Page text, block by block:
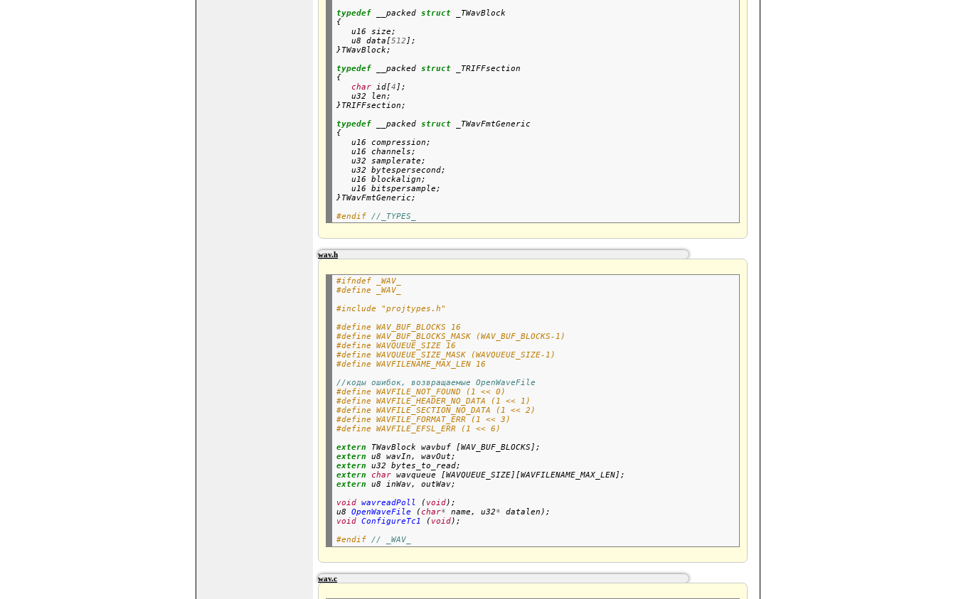
typedef __packed struct _TWavBlock
{
   u16 size;
   u8 data[
512 ];
}TWavBlock;
typedef __packed struct _TRIFFsection
{
char id[4 ];
   u32 len;
}TRIFFsection;
typedef __packed struct _TWavFmtGeneric
{
   u16 compression;
   u16 channels;
   u32 samplerate;
   u32 bytespersecond;
   u16 blockalign;
   u16 bitspersample;
}TWavFmtGeneric;
#endif //_TYPES_
wav.h
#ifndef _WAV_
#define _WAV_
#include "projtypes.h"
#define WAV_BUF_BLOCKS 16
#define WAV_BUF_BLOCKS_MASK (WAV_BUF_BLOCKS-1)
#define WAVQUEUE_SIZE 16
#define WAVQUEUE_SIZE_MASK (WAVQUEUE_SIZE-1)
#define WAVFILENAME_MAX_LEN 16
//коды ошибок, возвращаемые OpenWaveFile
#define WAVFILE_NOT_FOUND (1 << 0)
#define WAVFILE_HEADER_NO_DATA (1 << 1)
#define WAVFILE_SECTION_NO_DATA (1 << 2)
#define WAVFILE_FORMAT_ERR (1 << 3)
#define WAVFILE_EFSL_ERR (1 << 6)
extern
extern
extern
extern
char
extern
u8 inWav, outWav;
void wavreadPoll ( void);
u8 OpenWaveFile (char* name, u32*
void ConfigureTc1 ( void);
#endif // _WAV_
wav.c